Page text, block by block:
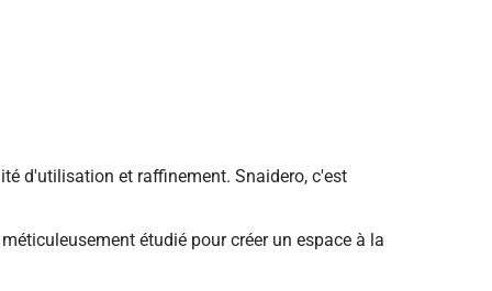
d'utilisation et raffinement. Snaidero, c'est
étudié pour créer un espace à la